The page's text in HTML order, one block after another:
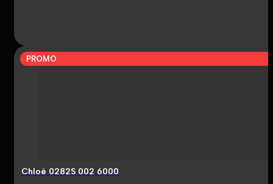
PROMO
Chloé 0282S 002 6000